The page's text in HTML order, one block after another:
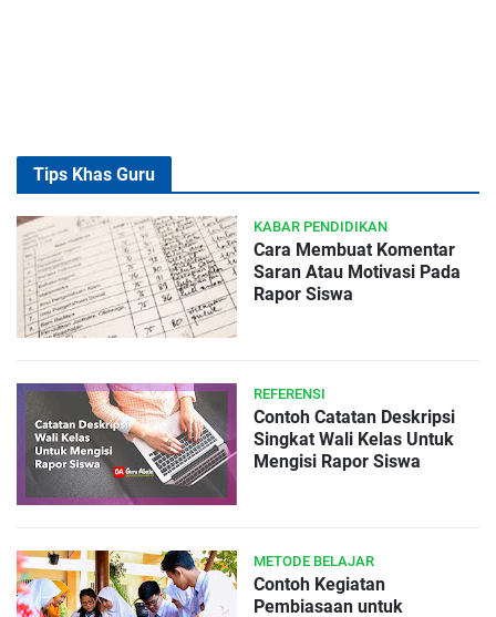
Tips Khas Guru
KABAR PENDIDIKAN
Cara Membuat Komentar
Saran Atau Motivasi Pada
Rapor Siswa
REFERENSI
Contoh Catatan Deskripsi
Singkat Wali Kelas Untuk
Mengisi Rapor Siswa
METODE BELAJAR
Contoh Kegiatan
Pembiasaan untuk